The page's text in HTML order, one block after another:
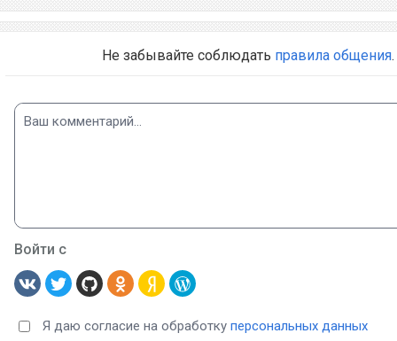
Не забывайте соблюдать правила общения.
Войти с
Я даю согласие на обработку персональных данных